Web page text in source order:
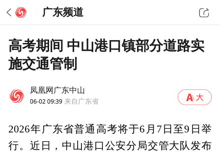
广东频道
高考期间 中山港口镇部分道路实
施交通管制
凤凰网广东中山
06-02 09:39 来自广东省
2026年广东省普通高考将于6月7日至9日举
行。近日，中山港口公安分局交管大队发布